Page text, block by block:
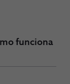
funciona